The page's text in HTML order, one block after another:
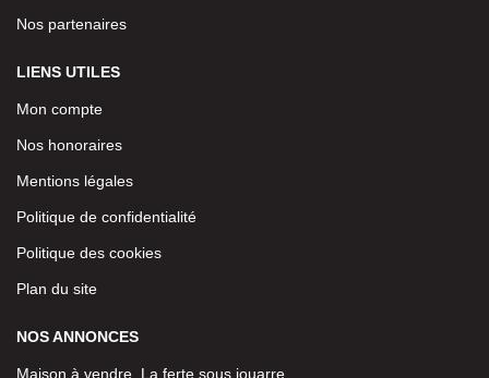
Nos partenaires
LIENS UTILES
Mon compte
Nos honoraires
Mentions légales
Politique de confidentialité
Politique des cookies
Plan du site
NOS ANNONCES
Maison à vendre, La ferte sous jouarre